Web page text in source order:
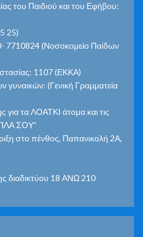
του Παιδιού και του Εφήβου:
25)
7710824 (Νοσοκομείο Παίδων
1107 (ΕΚΚΑ)
γυναικών: (Γενική Γραμματεία
για τα ΛΟΑΤΚΙ άτομα και τις
ΣΟΥ”
στο πένθος, Παπανικολή 2Α,
διαδικτύου 18 ΑΝΩ 210